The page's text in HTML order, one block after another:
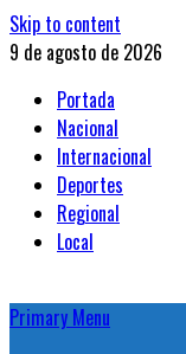
Skip to content
9 de agosto de 2026
Portada
Nacional
Internacional
Deportes
Regional
Local
Primary Menu